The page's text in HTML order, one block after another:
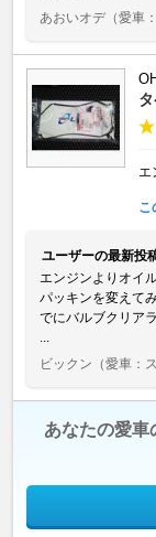
あおいオデ（愛車
エ
こ
ユーザーの最新投
エンジンよりオイ
パッキンを変えて
でにバルブクリア
ビックン （愛車：
あなたの愛車